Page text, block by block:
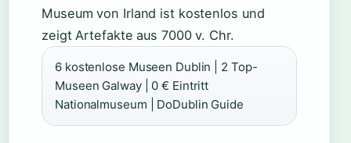
Museum von Irland ist kostenlos und
zeigt Artefakte aus 7000 v. Chr.
6 kostenlose Museen Dublin | 2 Top-
Museen Galway | 0 € Eintritt
Nationalmuseum | DoDublin Guide